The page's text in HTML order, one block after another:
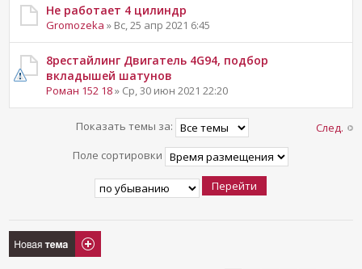
Не работает 4 цилиндр
Gromozeka » Вс, 25 апр 2021 6:45
8рестайлинг Двигатель 4G94, подбор
вкладышей шатунов
Роман 152 18» Ср, 30 июн 2021 22:20
След.
Показать темы за:
Поле сортировки
Новая тема